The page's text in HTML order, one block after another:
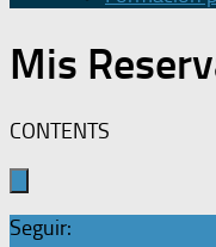
Mis
CONTENTS
Seguir: